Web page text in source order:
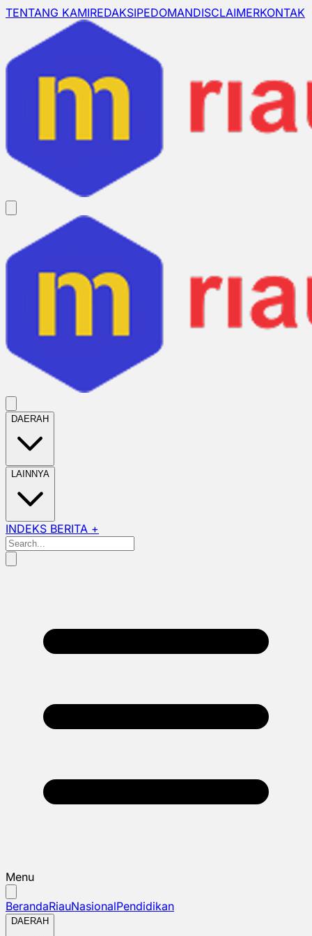
TENTANG KAMIREDAKSIPEDOMANDISCLAIMERKONTAK
DAERAH
LAINNYA
INDEKS BERITA +
Menu
BerandaRiauNasionalPendidikan
DAERAH